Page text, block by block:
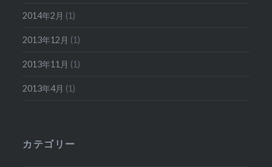
2014年2月 (1)
2013年12月 (1)
2013年11月 (1)
2013年4月 (1)
カテゴリー